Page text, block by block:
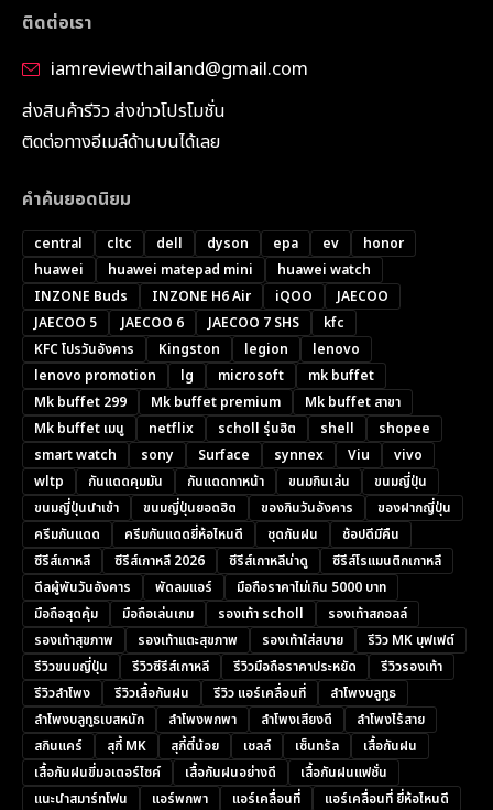
ติดต่อเรา
iamreviewthailand@gmail.com
ส่งสินค้ารีวิว ส่งข่าวโปรโมชั่น
ติดต่อทางอีเมล์ด้านบนได้เลย
คำค้นยอดนิยม
central cltc dell dyson epa ev
honor
huawei
huawei matepad mini
huawei watch
INZONE Buds
INZONE H6 Air iQOO
JAECOO
JAECOO 5
JAECOO 6 JAECOO 7 SHS
kfc
KFC โปรวันอังคาร
Kingston legion
lenovo
lenovo promotion
lg microsoft
mk buffet
Mk buffet 299
Mk buffet premium
Mk buffet สาขา
Mk buffet เมนู
netflix scholl รุ่นฮิต shell
shopee
smart watch
sony Surface synnex Viu
vivo
wltp
กันแดดคุมมัน กันแดดทาหน้า ขนมกินเล่น
ขนมญี่ปุ่น
ขนมญี่ปุ่นนำเข้า
ขนมญี่ปุ่นยอดฮิต ของกินวันอังคาร
ของฝากญี่ปุ่น
ครีมกันแดด
ครีมกันแดดยี่ห้อไหนดี ชุดกันฝน
ช้อปดีมีคืน
ซีรีส์เกาหลี
ซีรีส์เกาหลี 2026 ซีรีส์เกาหลีน่าดู
ซีรีส์โรแมนติกเกาหลี
ดีลผู้พันวันอังคาร
พัดลมแอร์
มือถือราคาไม่เกิน 5000 บาท
มือถือสุดคุ้ม
มือถือเล่นเกม รองเท้า scholl
รองเท้าสกอลล์
รองเท้าสุขภาพ
รองเท้าแตะสุขภาพ รองเท้าใส่สบาย
รีวิว MK บุฟเฟต์
รีวิวขนมญี่ปุ่น
รีวิวซีรีส์เกาหลี รีวิวมือถือราคาประหยัด
รีวิวรองเท้า
รีวิวลำโพง
รีวิวเสื้อกันฝน รีวิว แอร์เคลื่อนที่
ลำโพงบลูทูธ
ลำโพงบลูทูธเบสหนัก
ลำโพงพกพา ลำโพงเสียงดี
ลำโพงไร้สาย
สกินแคร์
สุกี้ MK สุกี้ตี๋น้อย เชลล์ เซ็นทรัล
เสื้อกันฝน
เสื้อกันฝนขี่มอเตอร์ไซค์
เสื้อกันฝนอย่างดี
เสื้อกันฝนแฟชั่น
แนะนำสมาร์ทโฟน
แอร์พกพา แอร์เคลื่อนที่ แอร์เคลื่อนที่ ยี่ห้อไหนดี